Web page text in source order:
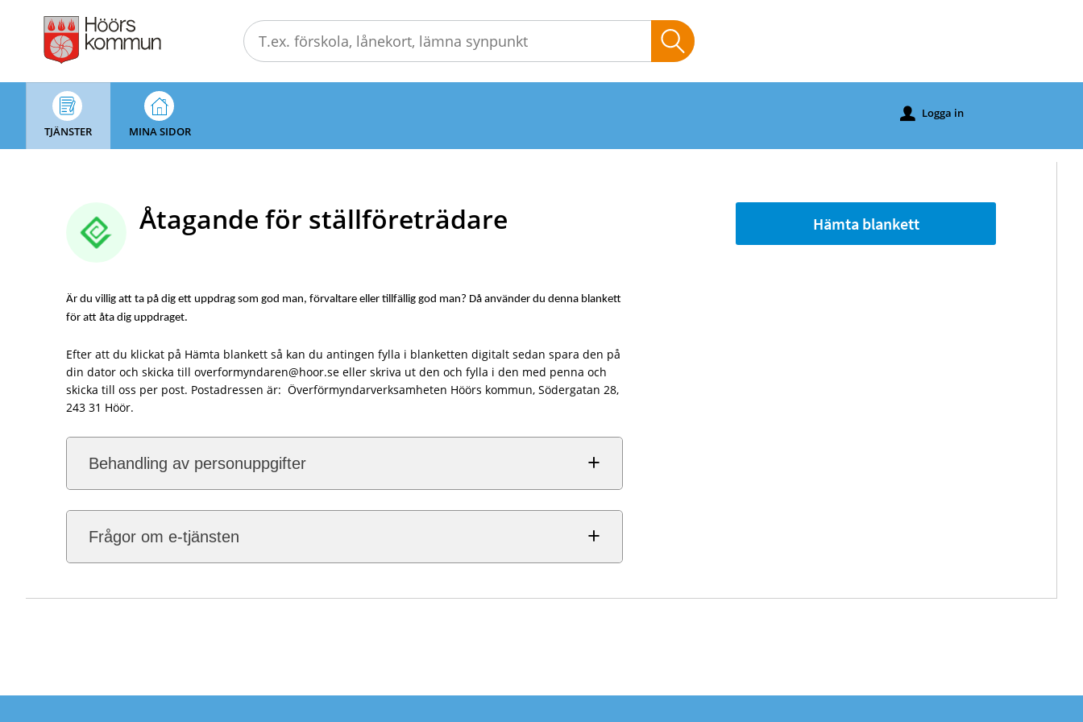
självservice
-
kommunTJÄNSTER MINA SIDOR
u Logga in
Åtagande för ställföreträdare
Är du villig att ta på dig ett uppdrag som god man, förvaltare eller tillfällig god man? Då använder du denna blankett
för att åta dig uppdraget.
Efter att du klickat på Hämta blankett så kan du antingen fylla i blanketten digitalt sedan spara den på
din dator och skicka till overformyndaren@hoor.se eller skriva ut den och fylla i den med penna och
skicka till oss per post. Postadressen är: Överförmyndarverksamheten Höörs kommun, Södergatan 28,
243 31 Höör.
Behandling av personuppgifter
Frågor om e-tjänsten
Hämta blankett